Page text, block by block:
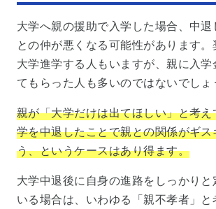
大学へ親の援助で入学した場合、中退
との仲が悪くなる可能性があります。
大学進学する人もいますが、親に入学
てもらった人も多いのではないでしょ
親が「大学だけは出てほしい」と考
学を中退したことで親との関係がギス
う、というケースはあり得ます。
大学中退後に自身の進路をしっかりと
いる場合は、いわゆる「親不孝者」と